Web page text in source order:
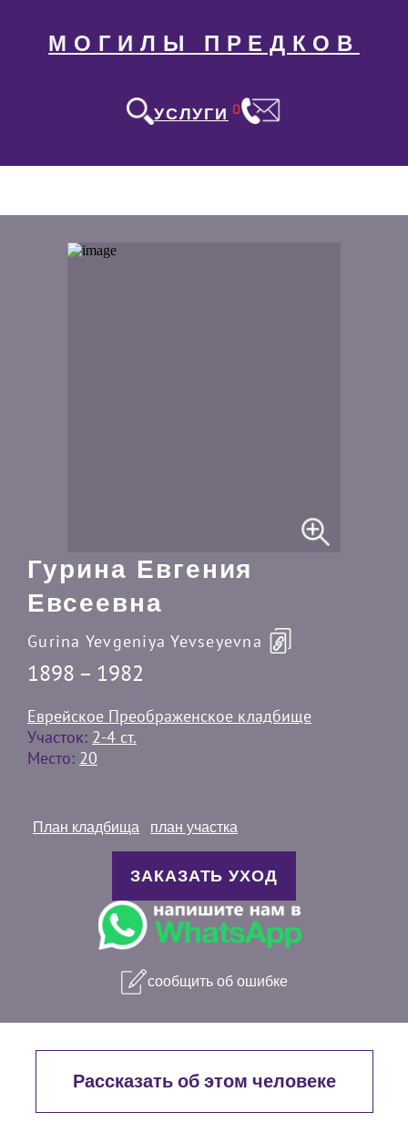
МОГИЛЫ ПРЕДКОВ
УСЛУГИ 0
Гурина Евгения
Евсеевна
Gurina Yevgeniya Yevseyevna
1898 – 1982
Еврейское Преображенское кладбище
Участок: 2-4 ст.
Место: 20
План кладбища план участка
ЗАКАЗАТЬ УХОД
сообщить об ошибке
Рассказать об этом человеке